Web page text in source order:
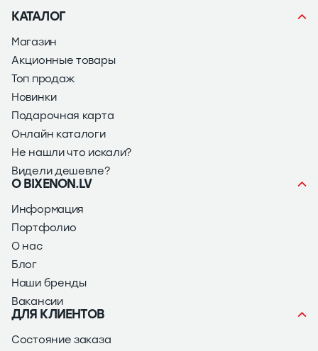
КАТАЛОГ
Магазин
Акционные товары
Топ продаж
Новинки
Подарочная карта
Онлайн каталоги
Не нашли что искали?
Видели дешевле?
О BIXENON.LV
Информация
Портфолио
О нас
Блог
Наши бренды
Вакансии
ДЛЯ КЛИЕНТОВ
Состояние заказа